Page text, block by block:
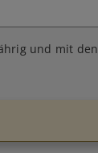
und mit den